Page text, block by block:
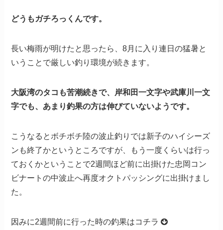
どうもガチろっくんです。
長い梅雨が明けたと思ったら、8月に入り連日の猛暑と
いうことで厳しい釣り環境が続きます。
大阪湾のタコも苦潮続きで、岸和田一文字や武庫川一文
字でも、あまり釣果の方は伸びていないようです。
こうなるとボチボチ陸の波止釣りでは新子のハイシーズ
ンも終了かというところですが、もう一度くらいは行っ
ておくかということで2週間ほど前に出掛けた忠岡コン
ビナートの中波止へ再度オクトパッシングに出掛けまし
た。
因みに2週間前に行った時の釣果はコチラ